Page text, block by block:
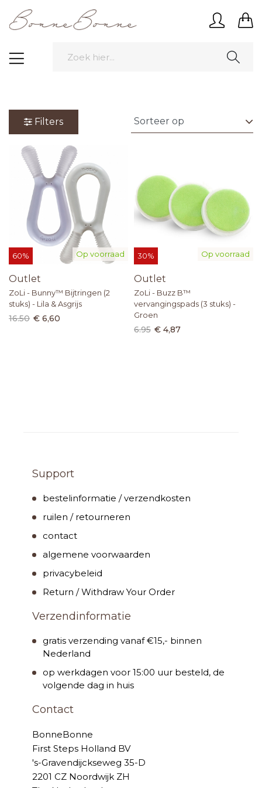
Filters
Op voorraad
60%
Outlet
ZoLi - Bunny™ Bijtringen (2
stuks) - Lila & Asgrijs
16.50 € 6,60
Op voorraad
30%
Outlet
ZoLi - Buzz B™
vervangingspads (3 stuks) -
Groen
6.95 € 4,87
Support
bestelinformatie / verzendkosten
ruilen / retourneren
contact
algemene voorwaarden
privacybeleid
Return / Withdraw Your Order
Verzendinformatie
gratis verzending vanaf €15,- binnen
Nederland
op werkdagen voor 15:00 uur besteld, de
volgende dag in huis
Contact
BonneBonne
First Steps Holland BV
's-Gravendijckseweg 35-D
2201 CZ Noordwijk ZH